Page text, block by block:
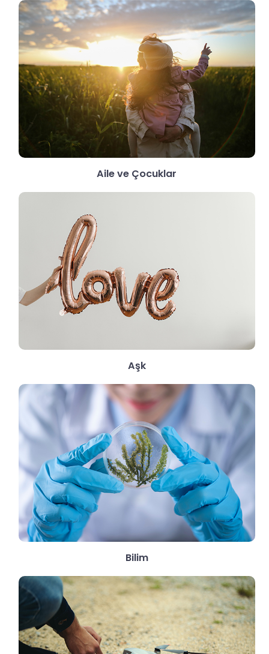
Aile ve Çocuklar
Aşk
Bilim